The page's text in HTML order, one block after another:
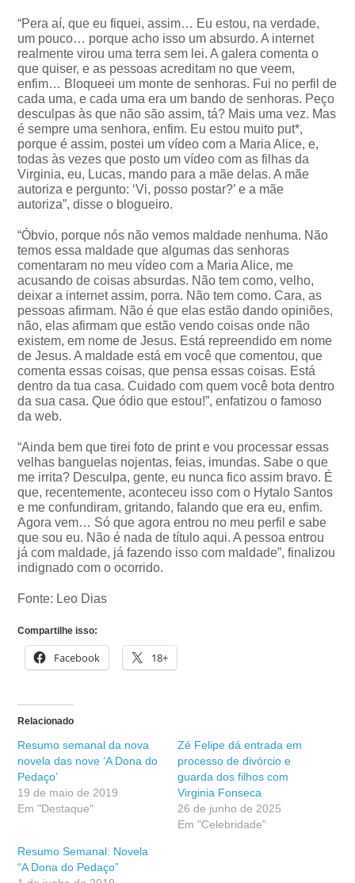
“Pera aí, que eu fiquei, assim… Eu estou, na verdade,
um pouco… porque acho isso um absurdo. A internet
realmente virou uma terra sem lei. A galera comenta o
que quiser, e as pessoas acreditam no que veem,
enfim… Bloqueei um monte de senhoras. Fui no perfil de
cada uma, e cada uma era um bando de senhoras. Peço
desculpas às que não são assim, tá? Mais uma vez. Mas
é sempre uma senhora, enfim. Eu estou muito put*,
porque é assim, postei um vídeo com a Maria Alice, e,
todas às vezes que posto um vídeo com as filhas da
Virginia, eu, Lucas, mando para a mãe delas. A mãe
autoriza e pergunto: ‘Vi, posso postar?’ e a mãe
autoriza”, disse o blogueiro.
“Óbvio, porque nós não vemos maldade nenhuma. Não
temos essa maldade que algumas das senhoras
comentaram no meu vídeo com a Maria Alice, me
acusando de coisas absurdas. Não tem como, velho,
deixar a internet assim, porra. Não tem como. Cara, as
pessoas afirmam. Não é que elas estão dando opiniões,
não, elas afirmam que estão vendo coisas onde não
existem, em nome de Jesus. Está repreendido em nome
de Jesus. A maldade está em você que comentou, que
comenta essas coisas, que pensa essas coisas. Está
dentro da tua casa. Cuidado com quem você bota dentro
da sua casa. Que ódio que estou!”, enfatizou o famoso
da web.
“Ainda bem que tirei foto de print e vou processar essas
velhas banguelas nojentas, feias, imundas. Sabe o que
me irrita? Desculpa, gente, eu nunca fico assim bravo. É
que, recentemente, aconteceu isso com o Hytalo Santos
e me confundiram, gritando, falando que era eu, enfim.
Agora vem… Só que agora entrou no meu perfil e sabe
que sou eu. Não é nada de título aqui. A pessoa entrou
já com maldade, já fazendo isso com maldade”, finalizou
indignado com o ocorrido.
Fonte: Leo Dias
Compartilhe isso:
Facebook 18+
Relacionado
Resumo semanal da nova
novela das nove ‘A Dona do
Pedaço’
19 de maio de 2019
Em "Destaque"
Zé Felipe dá entrada em
processo de divórcio e
guarda dos filhos com
Virginia Fonseca
26 de junho de 2025
Em "Celebridade"
Resumo Semanal: Novela
“A Dona do Pedaço”